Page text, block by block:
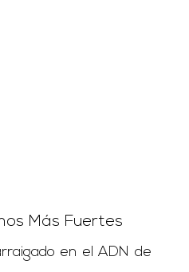
Más Fuertes
en el ADN de